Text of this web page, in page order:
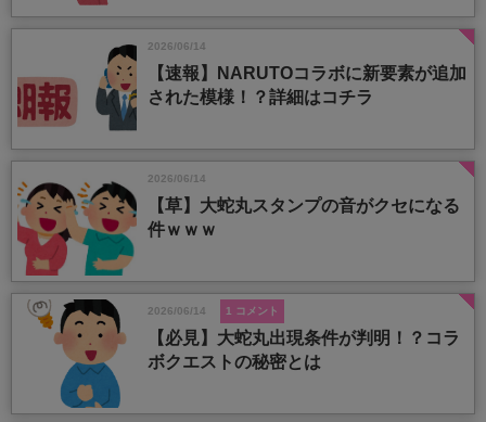
2026/06/14
【速報】NARUTOコラボに新要素が追加
された模様！？詳細はコチラ
2026/06/14
【草】大蛇丸スタンプの音がクセになる
件ｗｗｗ
2026/06/14 1 コメント
【必見】大蛇丸出現条件が判明！？コラ
ボクエストの秘密とは